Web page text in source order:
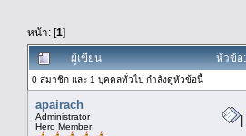
หน้า: [1]
ผู้เขียน หัวข้อ
0 สมาชิก และ 1 บุคคลทั่วไป กำลังดูหัวข้อนี้
apairach
Administrator
Hero Member
|